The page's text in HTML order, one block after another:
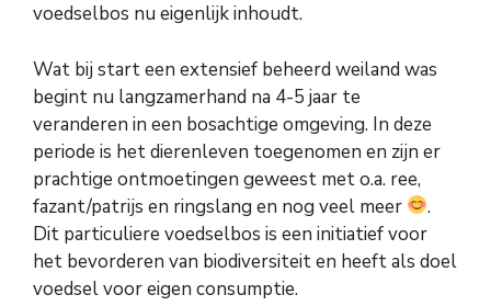
voedselbos nu eigenlijk inhoudt.
Wat bij start een extensief beheerd weiland was
begint nu langzamerhand na 4-5 jaar te
veranderen in een bosachtige omgeving. In deze
periode is het dierenleven toegenomen en zijn er
prachtige ontmoetingen geweest met o.a. ree,
fazant/patrijs en ringslang en nog veel meer
.
Dit particuliere voedselbos is een initiatief voor
het bevorderen van biodiversiteit en heeft als doel
voedsel voor eigen consumptie.